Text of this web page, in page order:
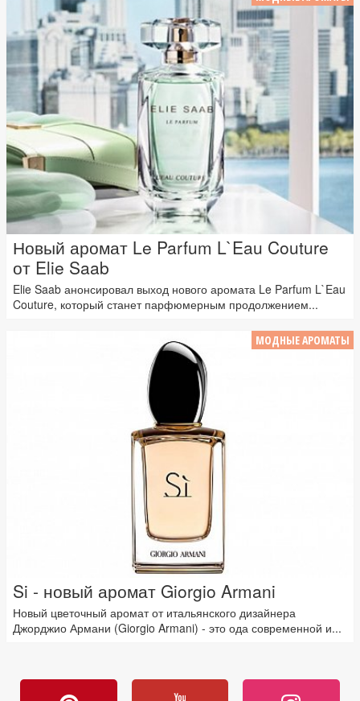
Новый аромат Le Parfum L`Eau Couture
от Elie Saab
Elie Saab анонсировал выход нового аромата Le Parfum L`Eau
Couture, который станет парфюмерным продолжением...
МОДНЫЕ АРОМАТЫ
Si - новый аромат Giorgio Armani
Новый цветочный аромат от итальянского дизайнера
Джорджио Армани (Giorgio Armani) - это ода современной и...